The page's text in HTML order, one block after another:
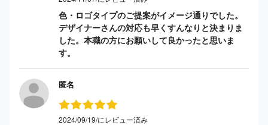
色・ロゴタイプのご提案がイメージ通りでした。
デザイナーさんの対応も早くすんなりと決まりま
した。本職の方にお願いして良かったと思いま
す。
匿名
2024/09/19/にレビュー済み